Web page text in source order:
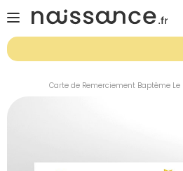
Carte de Remerciement Baptême